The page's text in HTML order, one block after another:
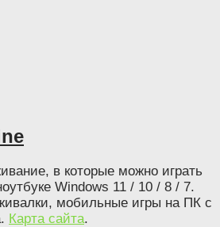
в которые можно играть
Windows 11 / 10 / 8 / 7.
мобильные игры на ПК с
Карта сайта.